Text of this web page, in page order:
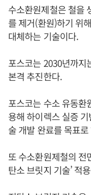
수소환원제철은 철을
를 제거(환원)하기 위
대체하는 기술이다.
포스코는 2030년까지
본격 추진한다.
포스코는 수소 유동환
용해 하이렉스 실증
술 개발 완료를 목표
또 수소환원제철의 전
탄소 브릿지 기술’ 적